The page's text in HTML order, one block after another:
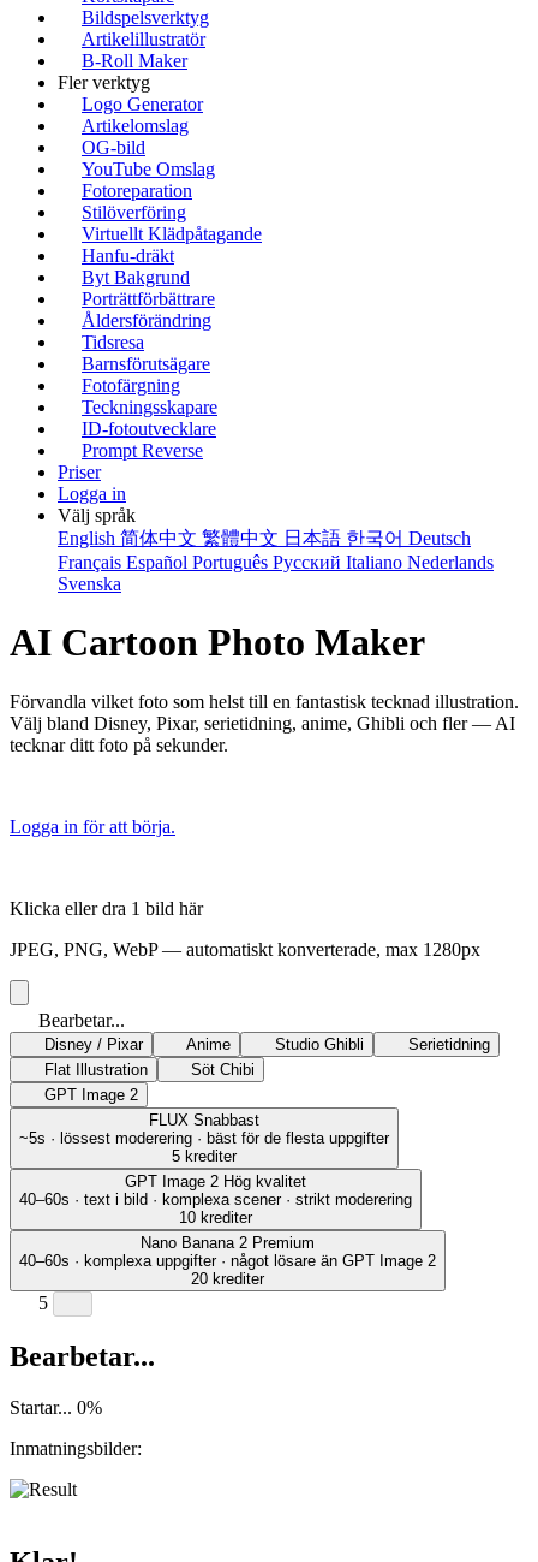
Bildspelsverktyg
Artikelillustratör
B-Roll Maker
Fler verktyg
Logo Generator
Artikelomslag
OG-bild
YouTube Omslag
Fotoreparation
Stilöverföring
Virtuellt Klädpåtagande
Hanfu-dräkt
Byt Bakgrund
Porträttförbättrare
Åldersförändring
Tidsresa
Barnsförutsägare
Fotofärgning
Teckningsskapare
ID-fotoutvecklare
Prompt Reverse
Priser
Logga in
Välj språk
English 简体中文 繁體中文 日本語 한국어 Deutsch
Français Español Português Русский Italiano Nederlands
Svenska
AI Cartoon Photo Maker
Förvandla vilket foto som helst till en fantastisk tecknad illustration.
Välj bland Disney, Pixar, serietidning, anime, Ghibli och fler — AI
tecknar ditt foto på sekunder.
Logga in för att börja.
Klicka eller dra 1 bild här
JPEG, PNG, WebP — automatiskt konverterade, max 1280px
Bearbetar...
Disney / Pixar Anime Studio Ghibli
Serietidning
Flat Illustration
Söt Chibi
GPT Image 2
FLUX Snabbast
~5s · lössest moderering · bäst för de flesta uppgifter
5 krediter
GPT Image 2 Hög kvalitet
40–60s · text i bild · komplexa scener · strikt moderering
10 krediter
Nano Banana 2 Premium
40–60s · komplexa uppgifter · något lösare än GPT Image 2
20 krediter
5
Bearbetar...
Startar... 0%
Inmatningsbilder: